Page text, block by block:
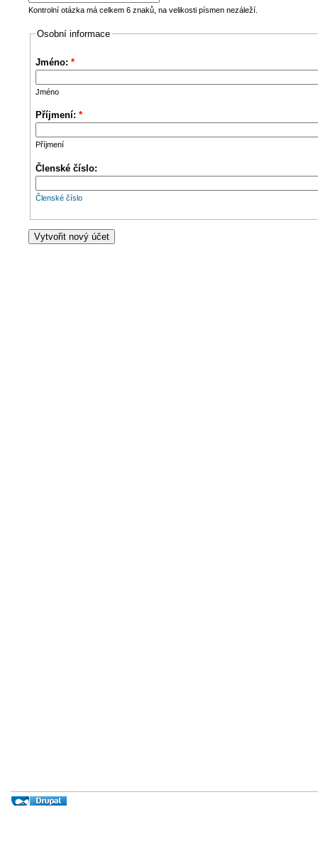
Kontrolní otázka má celkem 6 znaků, na velikosti písmen nezáleží.
Osobní informace
Jméno: *
Jméno
Příjmení: *
Příjmení
Členské číslo:
Členské číslo